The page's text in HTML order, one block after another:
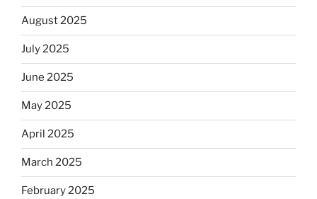
August 2025
July 2025
June 2025
May 2025
April 2025
March 2025
February 2025